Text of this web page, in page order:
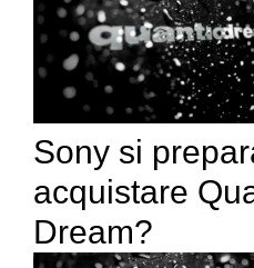
Sony si
acquistare
Dream?